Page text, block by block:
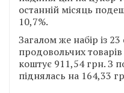
останній місяць
10,7%.
Загалом же набір із
продовольчих
коштує 911,54 грн. З
піднялась на 164,33